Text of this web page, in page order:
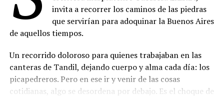
invita a recorrer los caminos de las piedras
que servirían para adoquinar la Buenos Aires
de aquellos tiempos.
Un recorrido doloroso para quienes trabajaban en las
canteras de Tandil, dejando cuerpo y alma cada día: los
picapedreros. Pero en ese ir y venir de las cosas
cotidianas, algo se desordena por debajo. Es el choque de